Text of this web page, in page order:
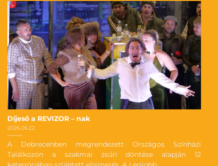
Díjeső a REVIZOR – nak
2026.06.22.
A Debrecenben megrendezett Országos Színházi
Találkozón a szakmai zsűri döntése alapján 12